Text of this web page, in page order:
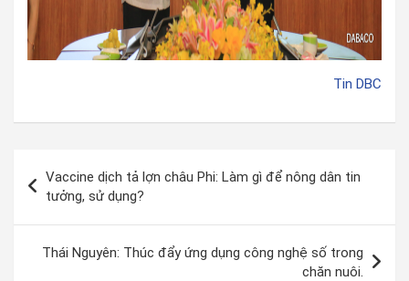
Tin DBC
Vaccine dịch tả lợn châu Phi: Làm gì để nông dân tin
tưởng, sử dụng?
Thái Nguyên: Thúc đẩy ứng dụng công nghệ số trong
chăn nuôi.